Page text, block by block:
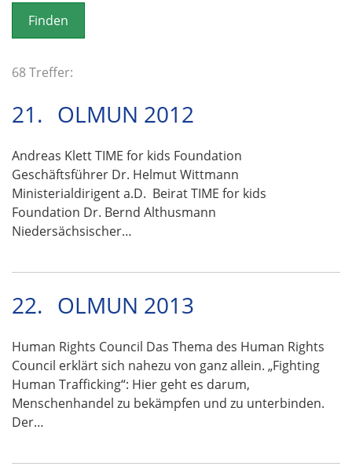
o
n
68 Treffer:
21. OLMUN 2012
Andreas Klett TIME for kids Foundation
Geschäftsführer Dr. Helmut Wittmann
Ministerialdirigent a.D. Beirat TIME for kids
Foundation Dr. Bernd Althusmann
Niedersächsischer…
22. OLMUN 2013
Human Rights Council Das Thema des Human Rights
Council erklärt sich nahezu von ganz allein. „Fighting
Human Trafficking“: Hier geht es darum,
Menschenhandel zu bekämpfen und zu unterbinden.
Der…